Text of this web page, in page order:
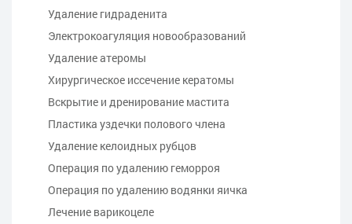
Удаление гидраденита
Электрокоагуляция новообразований
Удаление атеромы
Хирургическое иссечение кератомы
Вскрытие и дренирование мастита
Пластика уздечки полового члена
Удаление келоидных рубцов
Операция по удалению геморроя
Операция по удалению водянки яичка
Лечение варикоцеле